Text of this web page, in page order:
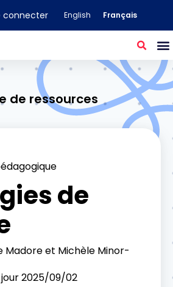
connecter English Français
de ressources
de
Madore et Michèle Minor-
2025/09/02